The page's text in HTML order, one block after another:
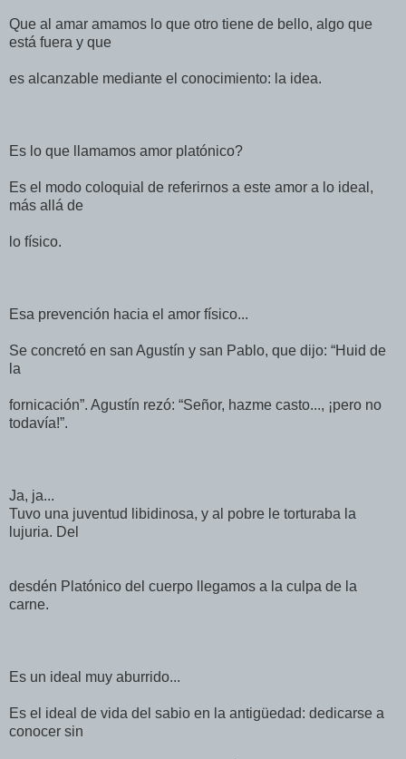
Que al amar amamos lo que otro tiene de bello, algo que
está fuera y que
es alcanzable mediante el conocimiento: la idea.
Es lo que llamamos amor platónico?
Es el modo coloquial de referirnos a este amor a lo ideal,
más allá de
lo físico.
Esa prevención hacia el amor físico...
Se concretó en san Agustín y san Pablo, que dijo: “Huid de
la
fornicación”. Agustín rezó: “Señor, hazme casto..., ¡pero no
todavía!”.
Ja, ja...
Tuvo una juventud libidinosa, y al pobre le torturaba la
lujuria. Del
desdén Platónico del cuerpo llegamos a la culpa de la
carne.
Es un ideal muy aburrido...
Es el ideal de vida del sabio en la antigüedad: dedicarse a
conocer sin